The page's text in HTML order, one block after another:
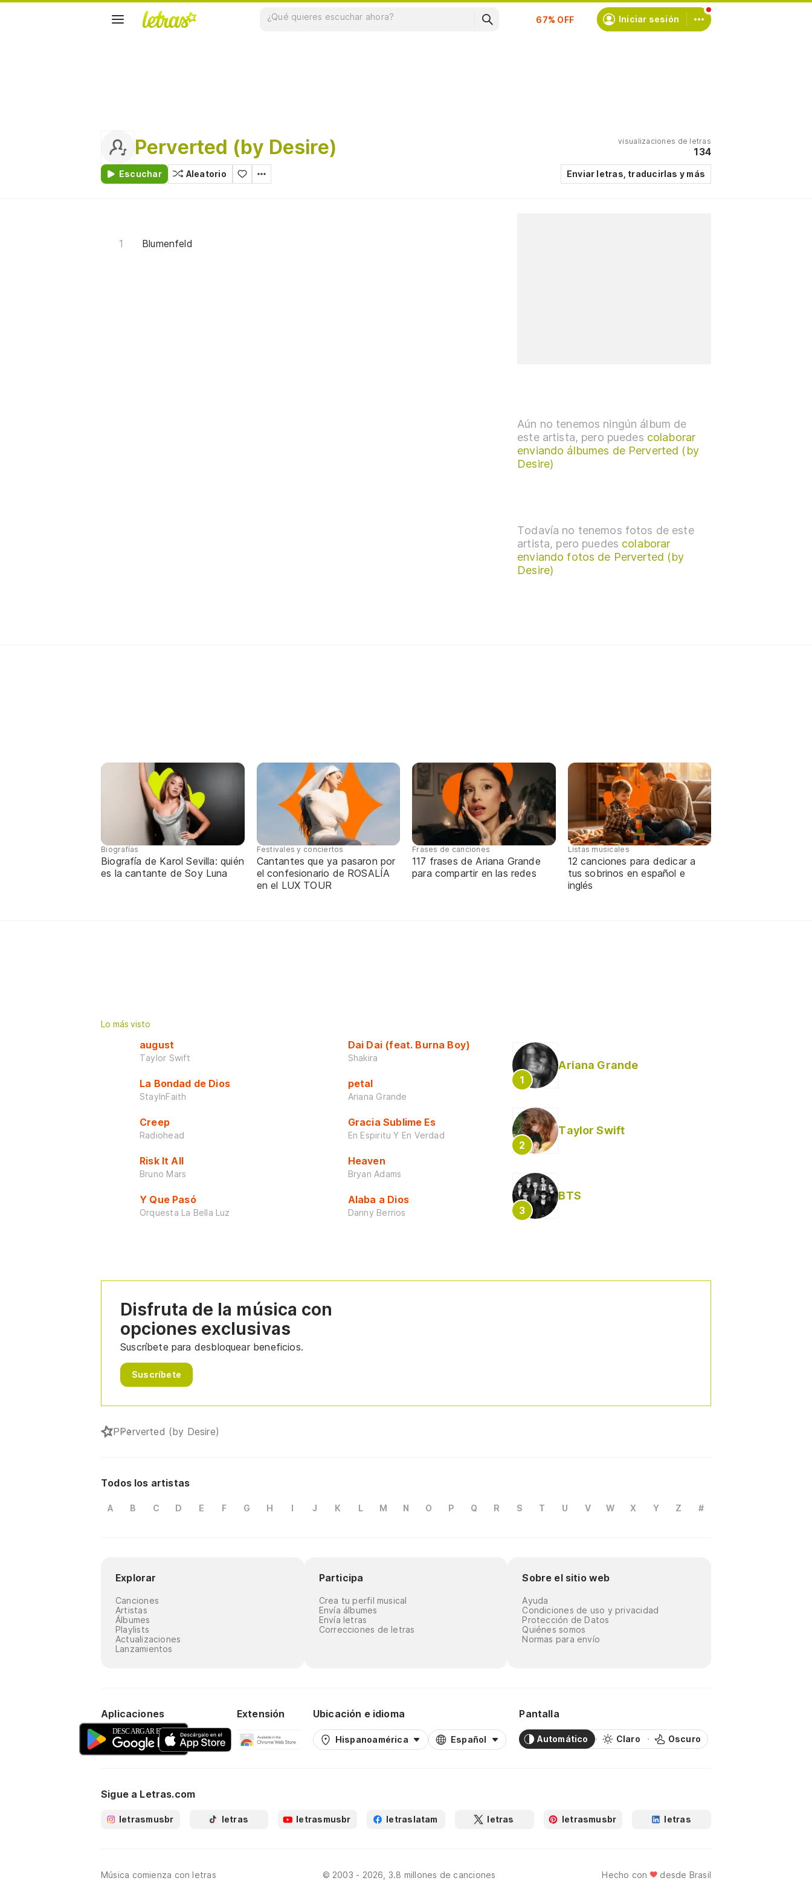
Suscríbete Iniciar sesión
Perverted (by Desire)
Escuchar Aleatorio
visualizaciones de letras
134
Enviar letras, traducirlas y más
Blumenfeld
Aún no tenemos ningún álbum de
este artista, pero puedes colaborar
enviando álbumes de Perverted (by
Desire)
Todavía no tenemos fotos de este
artista, pero puedes colaborar
enviando fotos de Perverted (by
Desire)
Biografías
Biografía de Karol Sevilla: quién
es la cantante de Soy Luna
Festivales y conciertos
Cantantes que ya pasaron por
el confesionario de ROSALÍA
en el LUX TOUR
Frases de canciones
117 frases de Ariana Grande
para compartir en las redes
Listas musicales
12 canciones para dedicar a
tus sobrinos en español e
inglés
Lo más visto
august
Taylor Swift
La Bondad de Dios
StayInFaith
Creep
Radiohead
Risk It All
Bruno Mars
Y Que Pasó
Orquesta La Bella Luz
Dai Dai (feat. Burna Boy)
Shakira
petal
Ariana Grande
Gracia Sublime Es
En Espiritu Y En Verdad
Heaven
Bryan Adams
Alaba a Dios
Danny Berrios
Ariana Grande
Taylor Swift
BTS
Disfruta de la música con
opciones exclusivas
Suscríbete para desbloquear beneficios.
Suscríbete
PPerverted (by Desire)
Todos los artistas
A B C D E F G H I J K L M N O P Q R S T U V W X Y Z #
Explorar
Canciones
Artistas
Álbumes
Playlists
Actualizaciones
Lanzamientos
Participa
Crea tu perfil musical
Envía álbumes
Envía letras
Correcciones de letras
Sobre el sitio web
Ayuda
Condiciones de uso y privacidad
Protección de Datos
Quiénes somos
Normas para envío
Aplicaciones Extensión Ubicación e idioma
Hispanoamérica Español
Pantalla
Automático Claro Oscuro
Sigue a Letras.com
letrasmusbr letras letrasmusbr letraslatam letras letrasmusbr letras
Música comienza con letras © 2003 - 2026, 3.8 millones de canciones Hecho con desde Brasil